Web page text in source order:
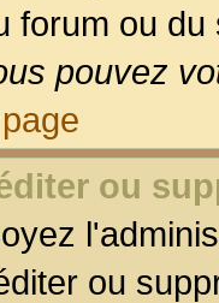
forum ou
pouvez
ou
ou